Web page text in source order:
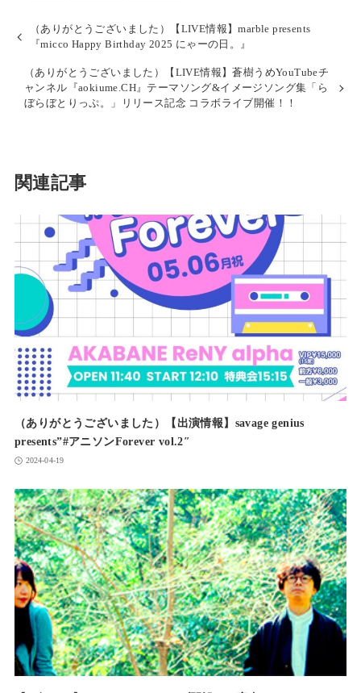
（ありがとうございました）【LIVE情報】marble presents
『micco Happy Birthday 2025 にゃーの日。』
（ありがとうございました）【LIVE情報】蒼樹うめYouTubeチ
ャンネル『aokiume.CH』テーマソング&イメージソング集「ら
ぼらぼとりっぷ。」リリース記念 コラボライブ開催！！
関連記事
（ありがとうございました）【出演情報】savage genius
presents”#アニソンForever vol.2″
2024-04-19